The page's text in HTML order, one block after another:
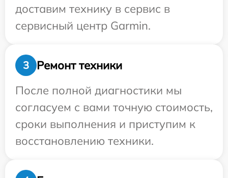
доставим технику в сервис в
сервисный центр Garmin.
3
Ремонт техники
После полной диагностики мы
согласуем с вами точную стоимость,
сроки выполнения и приступим к
восстановлению техники.